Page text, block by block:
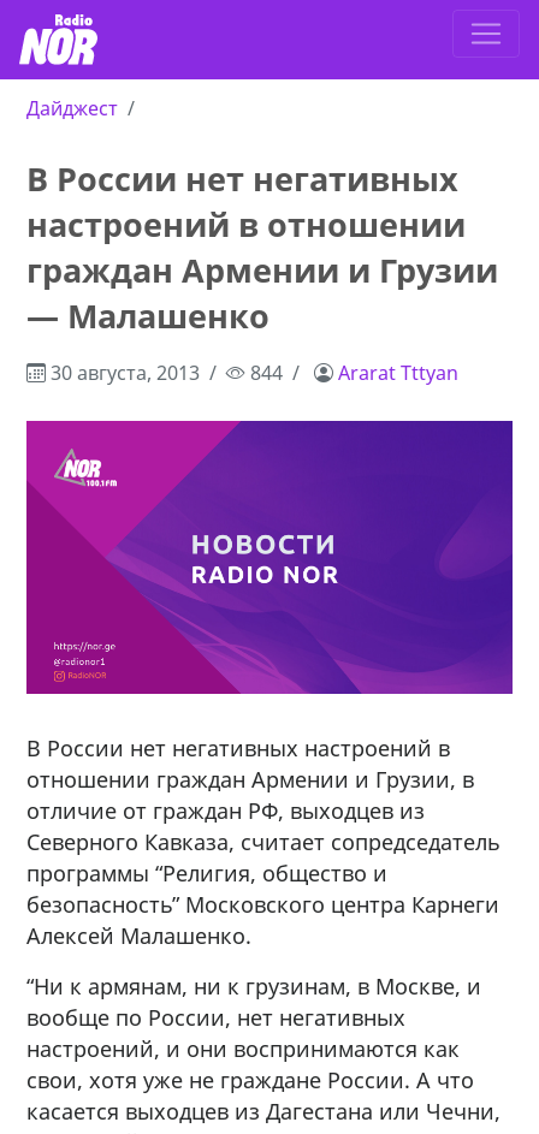
Дайджест
В России нет негативных
настроений в отношении
граждан Армении и Грузии
— Малашенко
30 августа, 2013 844 Ararat Tttyan
В России нет негативных настроений в
отношении граждан Армении и Грузии, в
отличие от граждан РФ, выходцев из
Северного Кавказа, считает сопредседатель
программы “Религия, общество и
безопасность” Московского центра Карнеги
Алексей Малашенко.
“Ни к армянам, ни к грузинам, в Москве, и
вообще по России, нет негативных
настроений, и они воспринимаются как
свои, хотя уже не граждане России. А что
касается выходцев из Дагестана или Чечни,